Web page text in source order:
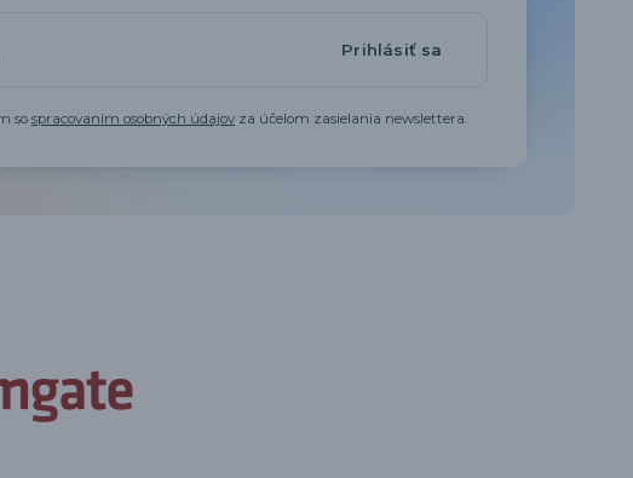
Prihlásiť sa
sospracovaním osobných údajov za účelom zasielania newslettera.